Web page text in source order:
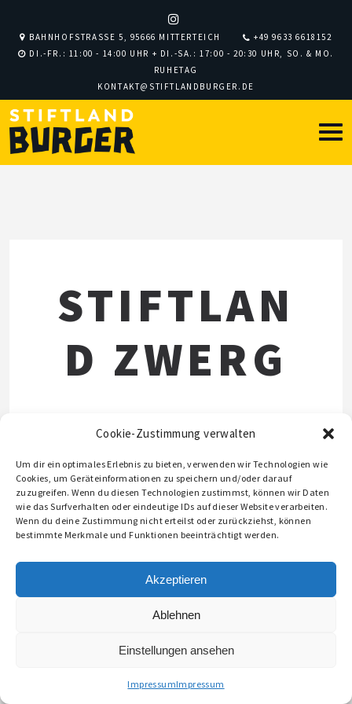
Cookie-Zustimmung verwalten
Um dir ein optimales Erlebnis zu bieten, verwenden wir Technologien wie
Cookies, um Geräteinformationen zu speichern und/oder darauf
zuzugreifen. Wenn du diesen Technologien zustimmst, können wir Daten
wie das Surfverhalten oder eindeutige IDs auf dieser Website verarbeiten.
Wenn du deine Zustimmung nicht erteilst oder zurückziehst, können
bestimmte Merkmale und Funktionen beeinträchtigt werden.
Akzeptieren
Ablehnen
Einstellungen ansehen
ImpressumImpressum
BAHNHOFSTRASSE 5, 95666 MITTERTEICH
+49 9633 6618152
DI.-FR.: 11:00 - 14:00 UHR + DI.-SA.: 17:00 - 20:30 UHR, SO. & MO.
RUHETAG
KONTAKT@STIFTLANDBURGER.DE
STIFTLAN
D ZWERG
© 2026 STIFTLANDBURGER